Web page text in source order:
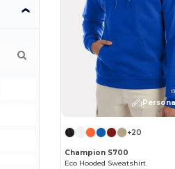
+20
Champion S700
Eco Hooded Sweatshirt